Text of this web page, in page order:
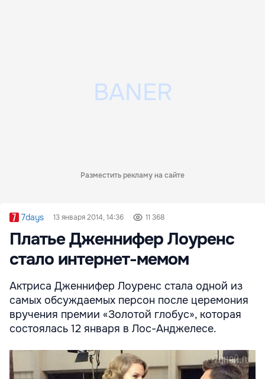
Разместить рекламу на сайте
7days 13 января 2014, 14:36 11 368
Платье Дженнифер Лоуренс
стало интернет-мемом
Актриса Дженнифер Лоуренс стала одной из
самых обсуждаемых персон после церемония
вручения премии «Золотой глобус», которая
состоялась 12 января в Лос-Анджелесе.